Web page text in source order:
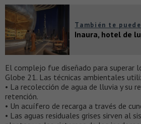
También te
Inaura, hotel de
El complejo fue diseñado para superar
Globe 21. Las técnicas ambientales
• La recolección de agua de lluvia y su
retención.
• Un acuífero de recarga a través de
• Las aguas residuales grises sirven al